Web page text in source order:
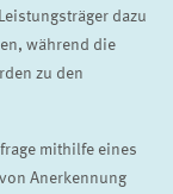
dazu
während die
zu den
mithilfe eines
Anerkennung